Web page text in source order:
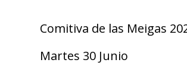
Comitiva de las Meigas
Martes 30 Junio